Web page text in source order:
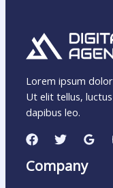
Lorem ipsum
Ut elit tellus,
dapibus leo.
Company